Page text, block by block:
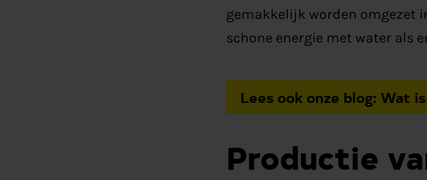
gemakkelijk worden omgezet
schone energie met water als
Lees ook onze blog: Wat
Productie